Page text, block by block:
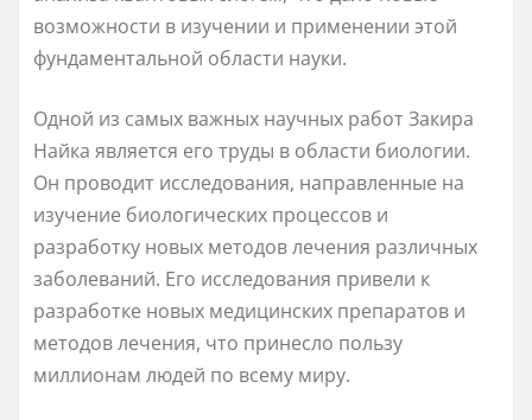
возможности в изучении и применении этой
фундаментальной области науки.
Одной из самых важных научных работ Закира
Найка является его труды в области биологии.
Он проводит исследования, направленные на
изучение биологических процессов и
разработку новых методов лечения различных
заболеваний. Его исследования привели к
разработке новых медицинских препаратов и
методов лечения, что принесло пользу
миллионам людей по всему миру.